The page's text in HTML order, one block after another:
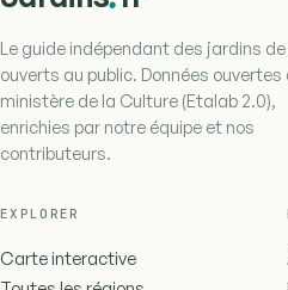
Le guide indépendant des jardins
ouverts au public. Données ouvertes
ministère de la Culture (Etalab 2.0),
enrichies par notre équipe et nos
contributeurs.
EXPLORER
Carte interactive